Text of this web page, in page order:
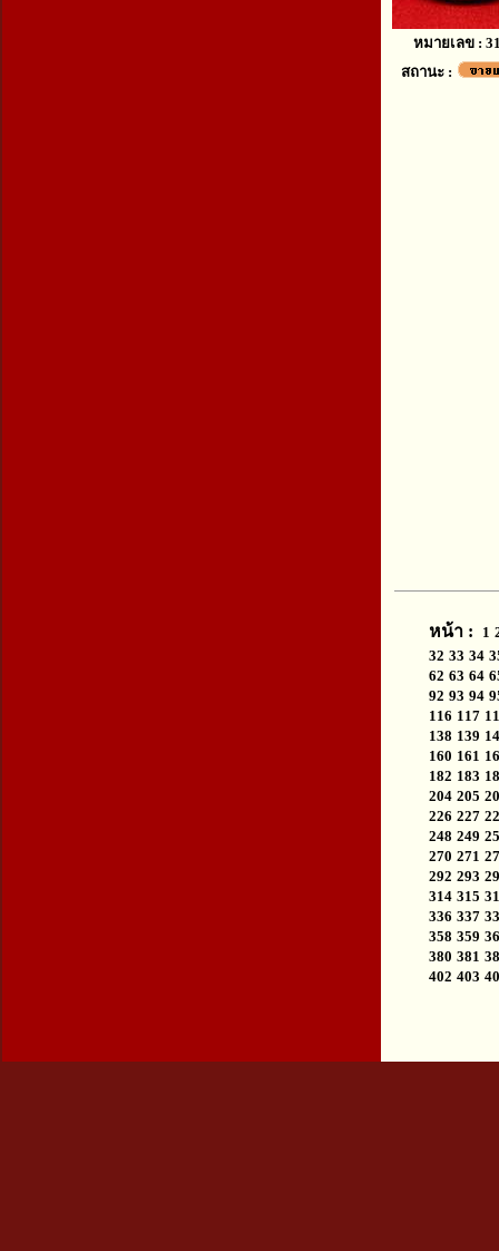
หมายเลข :
สถานะ :
หน้า : 1
32 33 34
62 63 64
92 93 94
116 117
138 139
160 161
182 183
204 205
226 227
248 249
270 271
292 293
314 315
336 337
358 359
380 381
402 403